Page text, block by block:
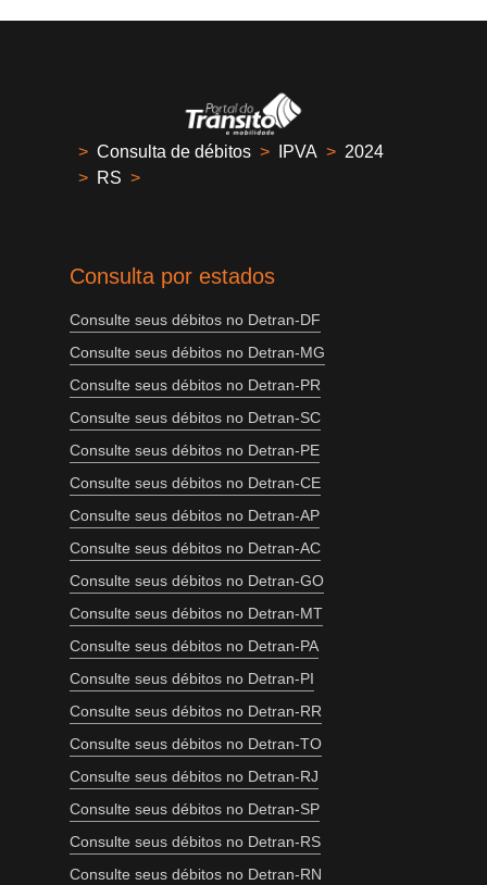
> Consulta de débitos > IPVA > 2024
> RS >
Consulta por estados
Consulte seus débitos no Detran-DF
Consulte seus débitos no Detran-MG
Consulte seus débitos no Detran-PR
Consulte seus débitos no Detran-SC
Consulte seus débitos no Detran-PE
Consulte seus débitos no Detran-CE
Consulte seus débitos no Detran-AP
Consulte seus débitos no Detran-AC
Consulte seus débitos no Detran-GO
Consulte seus débitos no Detran-MT
Consulte seus débitos no Detran-PA
Consulte seus débitos no Detran-PI
Consulte seus débitos no Detran-RR
Consulte seus débitos no Detran-TO
Consulte seus débitos no Detran-RJ
Consulte seus débitos no Detran-SP
Consulte seus débitos no Detran-RS
Consulte seus débitos no Detran-RN